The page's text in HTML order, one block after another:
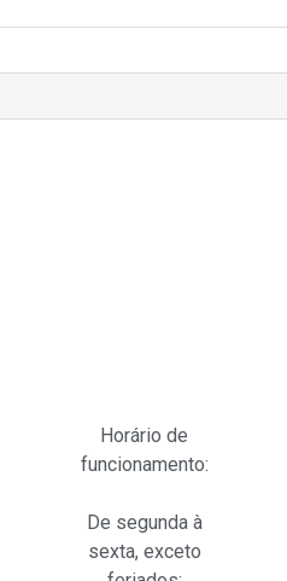
Horário de
funcionamento:
De segunda à
sexta, exceto